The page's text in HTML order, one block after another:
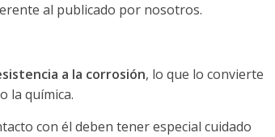
al publicado por nosotros.
a la corrosión, lo que lo convierte
la química.
con él deben tener especial cuidado